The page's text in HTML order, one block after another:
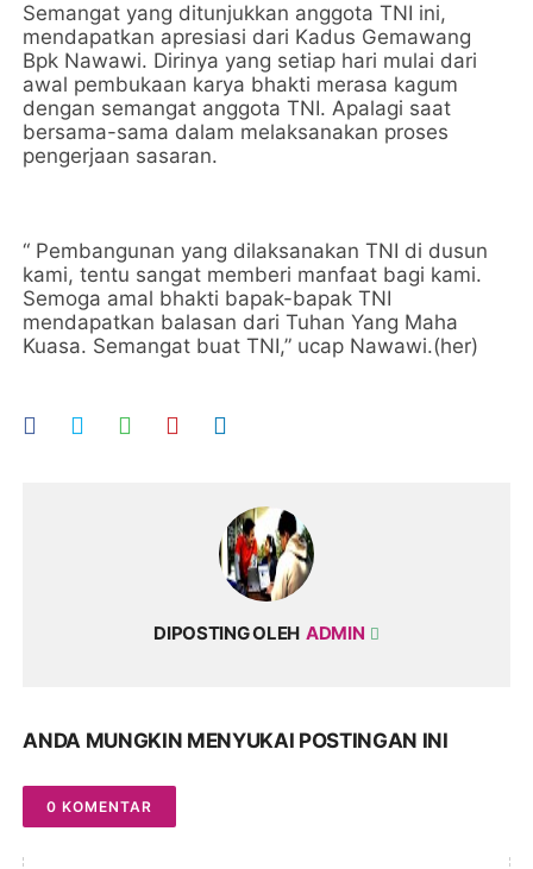
Semangat yang ditunjukkan anggota TNI ini,
mendapatkan apresiasi dari Kadus Gemawang
Bpk Nawawi. Dirinya yang setiap hari mulai dari
awal pembukaan karya bhakti merasa kagum
dengan semangat anggota TNI. Apalagi saat
bersama-sama dalam melaksanakan proses
pengerjaan sasaran.
“ Pembangunan yang dilaksanakan TNI di dusun
kami, tentu sangat memberi manfaat bagi kami.
Semoga amal bhakti bapak-bapak TNI
mendapatkan balasan dari Tuhan Yang Maha
Kuasa. Semangat buat TNI,” ucap Nawawi.(her)
DIPOSTING OLEH ADMIN
ANDA MUNGKIN MENYUKAI POSTINGAN INI
0 KOMENTAR